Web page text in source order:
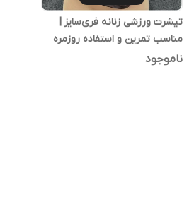
تیشرت ورزشی زنانه فری‌سایز |
مناسب تمرین و استفاده روزمره
ناموجود